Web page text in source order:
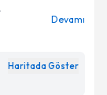
Devamı
Haritada Göster